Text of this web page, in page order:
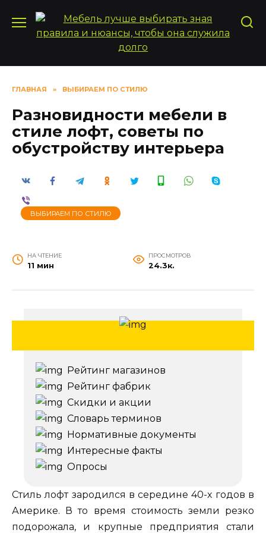
содержанию
ГЛАВНАЯ » ВЫБИРАЕМ ПО СТИЛЮ
Разновидности мебели в
стиле лофт, советы по
обустройству интерьера
ВЫБИРАЕМ ПО СТИЛЮ
НА ЧТЕНИЕ
11 мин
ПРОСМОТРОВ
24.3к.
Рейтинг магазинов
Рейтинг фабрик
Скидки и акции
Словарь терминов
Нормативные документы
Интересные факты
Опросы
Стиль лофт зародился в середине 40-х годов в
Америке. В то время стоимость земли резко
подорожала, и крупные предприятия стали